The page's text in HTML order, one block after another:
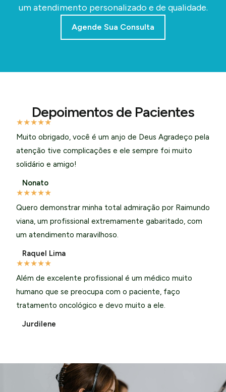
um atendimento personalizado e de qualidade.
Agende Sua Consulta
Depoimentos de Pacientes
★★★★★
Muito obrigado, você é um anjo de Deus Agradeço pela
atenção tive complicações e ele sempre foi muito
solidário e amigo!
Nonato
★★★★★
Quero demonstrar minha total admiração por Raimundo
viana, um profissional extremamente gabaritado, com
um atendimento maravilhoso.
Raquel Lima
★★★★★
Além de excelente profissional é um médico muito
humano que se preocupa com o paciente, faço
tratamento oncológico e devo muito a ele.
Jurdilene